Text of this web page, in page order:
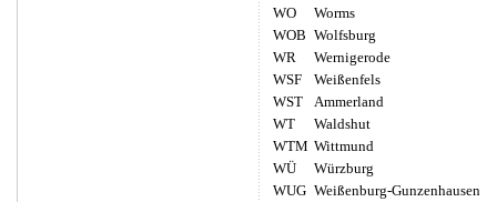
WO
Worms
WOB Wolfsburg
WR
Wernigerode
WSF
Weißenfels
WST
Ammerland
WT
Waldshut
WTM Wittmund
WÜ
Würzburg
WUG Weißenburg-Gunzenhausen